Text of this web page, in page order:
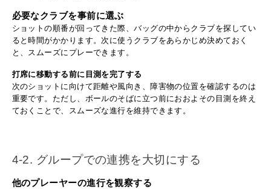
必要なクラブを事前に選ぶ
ショットの順番が回ってきた際、バッグの中からクラブを探してい
ると時間がかかります。次に使うクラブをあらかじめ決めておく
と、スムーズにプレーできます。
打席に移動する前に目測を完了する
次のショットに向けて距離や風向き、障害物の位置を確認するのは
重要です。ただし、ボールのそばに立つ前におおよその目測を終え
ておくことで、スムーズな進行を維持できます。
4-2. グループでの連携を大切にする
他のプレーヤーの進行を観察する